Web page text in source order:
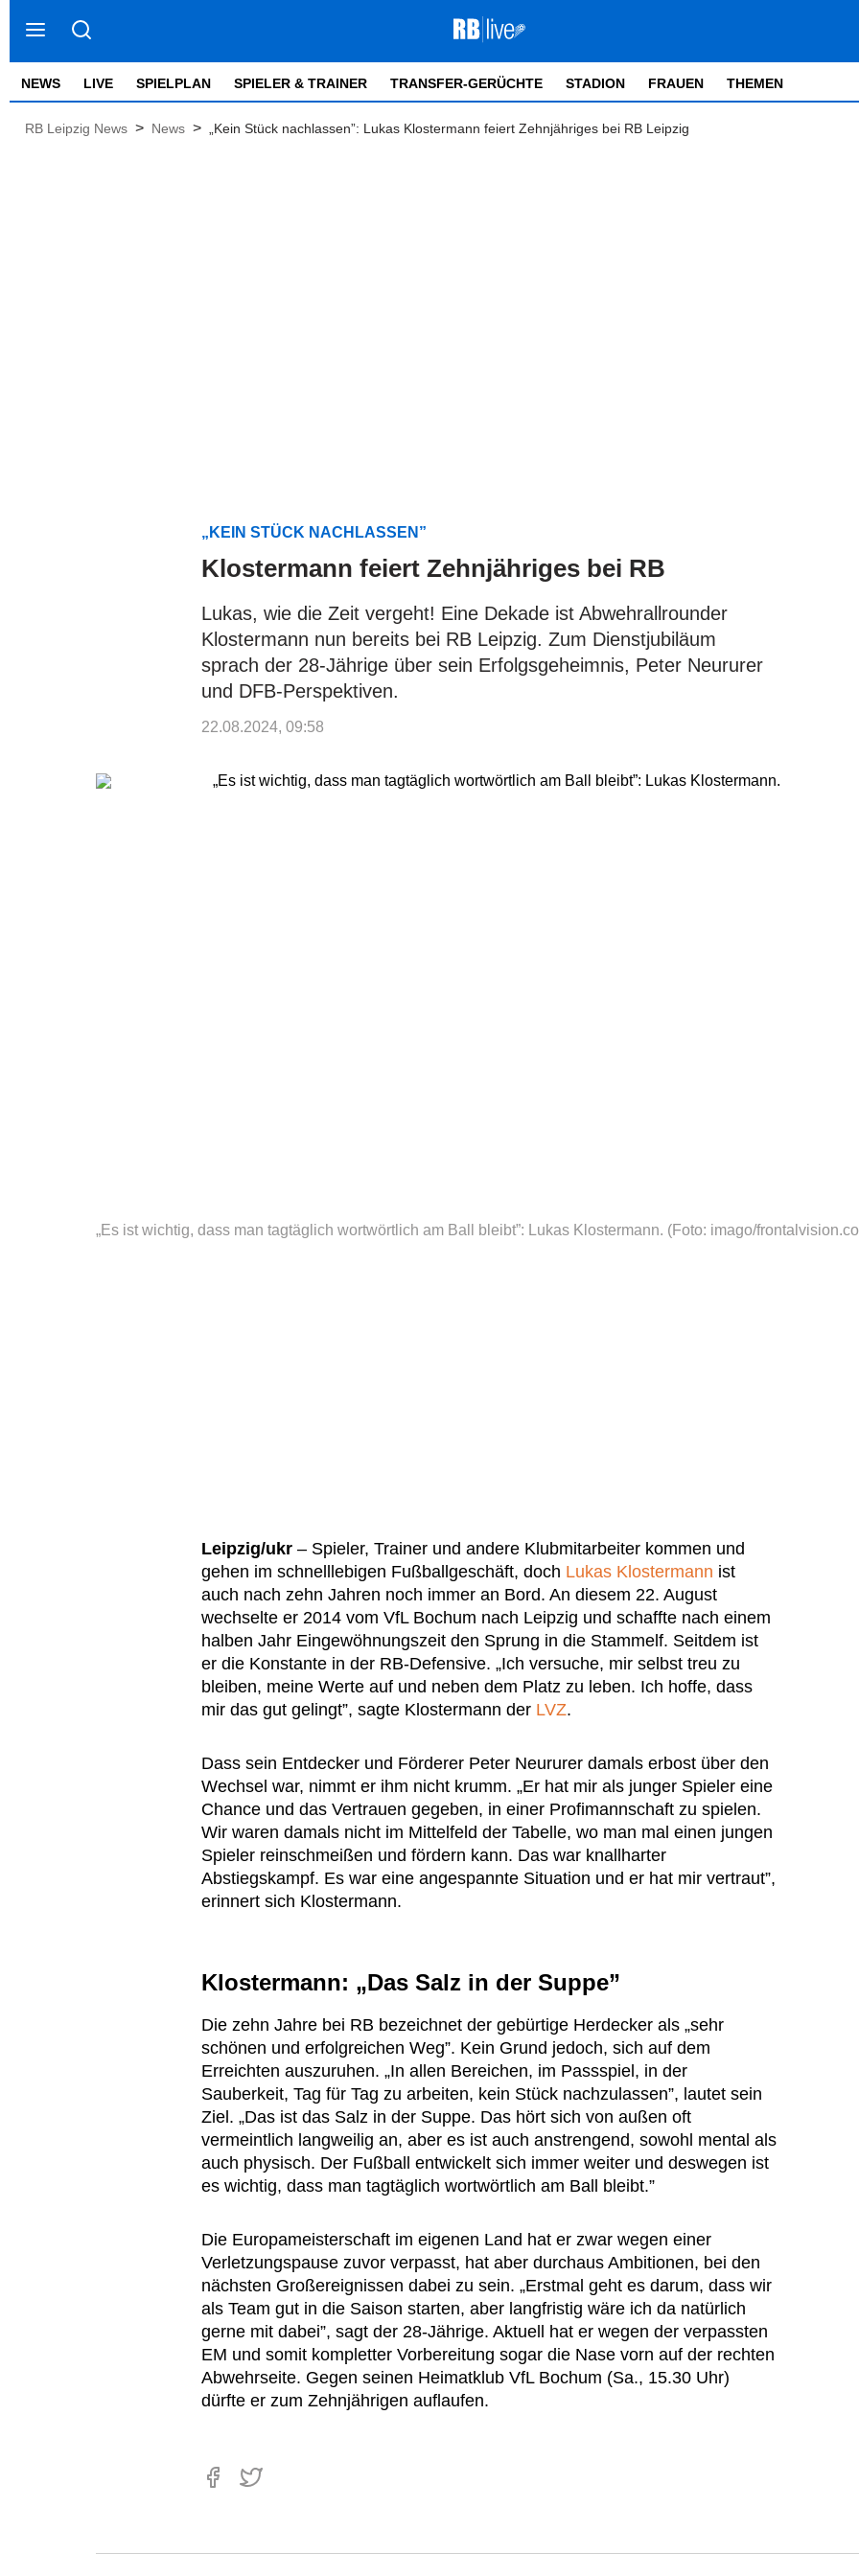
NEWS LIVE SPIELPLAN SPIELER & TRAINER TRANSFER-GERÜCHTE STADION FRAUEN THEMEN
RB Leipzig News > News > „Kein Stück nachlassen”: Lukas Klostermann feiert Zehnjähriges bei RB Leipzig
„KEIN STÜCK NACHLASSEN”
Klostermann feiert Zehnjähriges bei RB
Lukas, wie die Zeit vergeht! Eine Dekade ist Abwehrallrounder
Klostermann nun bereits bei RB Leipzig. Zum Dienstjubiläum
sprach der 28-Jährige über sein Erfolgsgeheimnis, Peter Neururer
und DFB-Perspektiven.
22.08.2024, 09:58
„Es ist wichtig, dass man tagtäglich wortwörtlich am Ball bleibt”: Lukas Klostermann. (Foto: imago/
Leipzig/ukr – Spieler, Trainer und andere Klubmitarbeiter kommen und
gehen im schnelllebigen Fußballgeschäft, doch Lukas Klostermann ist
auch nach zehn Jahren noch immer an Bord. An diesem 22. August
wechselte er 2014 vom VfL Bochum nach Leipzig und schaffte nach einem
halben Jahr Eingewöhnungszeit den Sprung in die Stammelf. Seitdem ist
er die Konstante in der RB-Defensive. „Ich versuche, mir selbst treu zu
bleiben, meine Werte auf und neben dem Platz zu leben. Ich hoffe, dass
mir das gut gelingt”, sagte Klostermann der LVZ.
Dass sein Entdecker und Förderer Peter Neururer damals erbost über den
Wechsel war, nimmt er ihm nicht krumm. „Er hat mir als junger Spieler eine
Chance und das Vertrauen gegeben, in einer Profimannschaft zu spielen.
Wir waren damals nicht im Mittelfeld der Tabelle, wo man mal einen jungen
Spieler reinschmeißen und fördern kann. Das war knallharter
Abstiegskampf. Es war eine angespannte Situation und er hat mir vertraut”,
erinnert sich Klostermann.
Klostermann: „Das Salz in der Suppe”
Die zehn Jahre bei RB bezeichnet der gebürtige Herdecker als „sehr
schönen und erfolgreichen Weg”. Kein Grund jedoch, sich auf dem
Erreichten auszuruhen. „In allen Bereichen, im Passspiel, in der
Sauberkeit, Tag für Tag zu arbeiten, kein Stück nachzulassen”, lautet sein
Ziel. „Das ist das Salz in der Suppe. Das hört sich von außen oft
vermeintlich langweilig an, aber es ist auch anstrengend, sowohl mental als
auch physisch. Der Fußball entwickelt sich immer weiter und deswegen ist
es wichtig, dass man tagtäglich wortwörtlich am Ball bleibt.”
Die Europameisterschaft im eigenen Land hat er zwar wegen einer
Verletzungspause zuvor verpasst, hat aber durchaus Ambitionen, bei den
nächsten Großereignissen dabei zu sein. „Erstmal geht es darum, dass wir
als Team gut in die Saison starten, aber langfristig wäre ich da natürlich
gerne mit dabei”, sagt der 28-Jährige. Aktuell hat er wegen der verpassten
EM und somit kompletter Vorbereitung sogar die Nase vorn auf der rechten
Abwehrseite. Gegen seinen Heimatklub VfL Bochum (Sa., 15.30 Uhr)
dürfte er zum Zehnjährigen auflaufen.